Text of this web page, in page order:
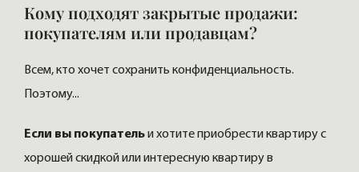
Кому подходят закрытые продажи:
покупателям или продавцам?
Всем, кто хочет сохранить конфиденциальность.
Поэтому...
Если вы покупательи хотите приобрести квартиру с
хорошей скидкой или интересную квартиру в